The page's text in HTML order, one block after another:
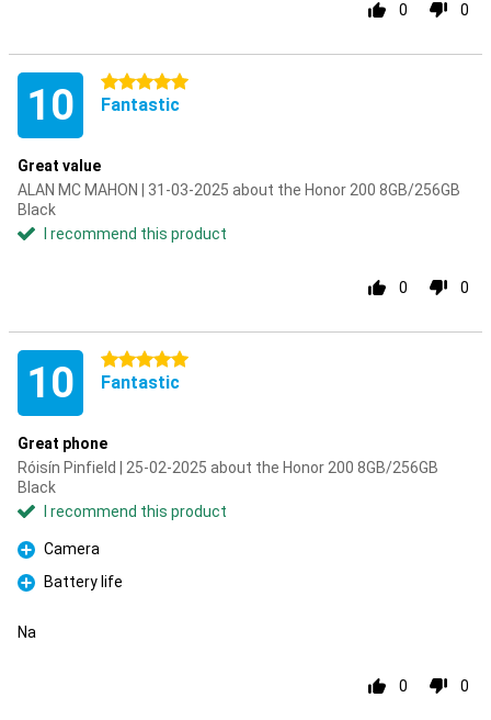
0 0
10 5 stars
Fantastic
Great value
ALAN MC MAHON | 31-03-2025 about the Honor 200 8GB/256GB
Black
I recommend this product
0 0
10 5 stars
Fantastic
Great phone
Róisín Pinfield | 25-02-2025 about the Honor 200 8GB/256GB
Black
I recommend this product
Pro
Camera
Pro
Battery life
Na
0 0